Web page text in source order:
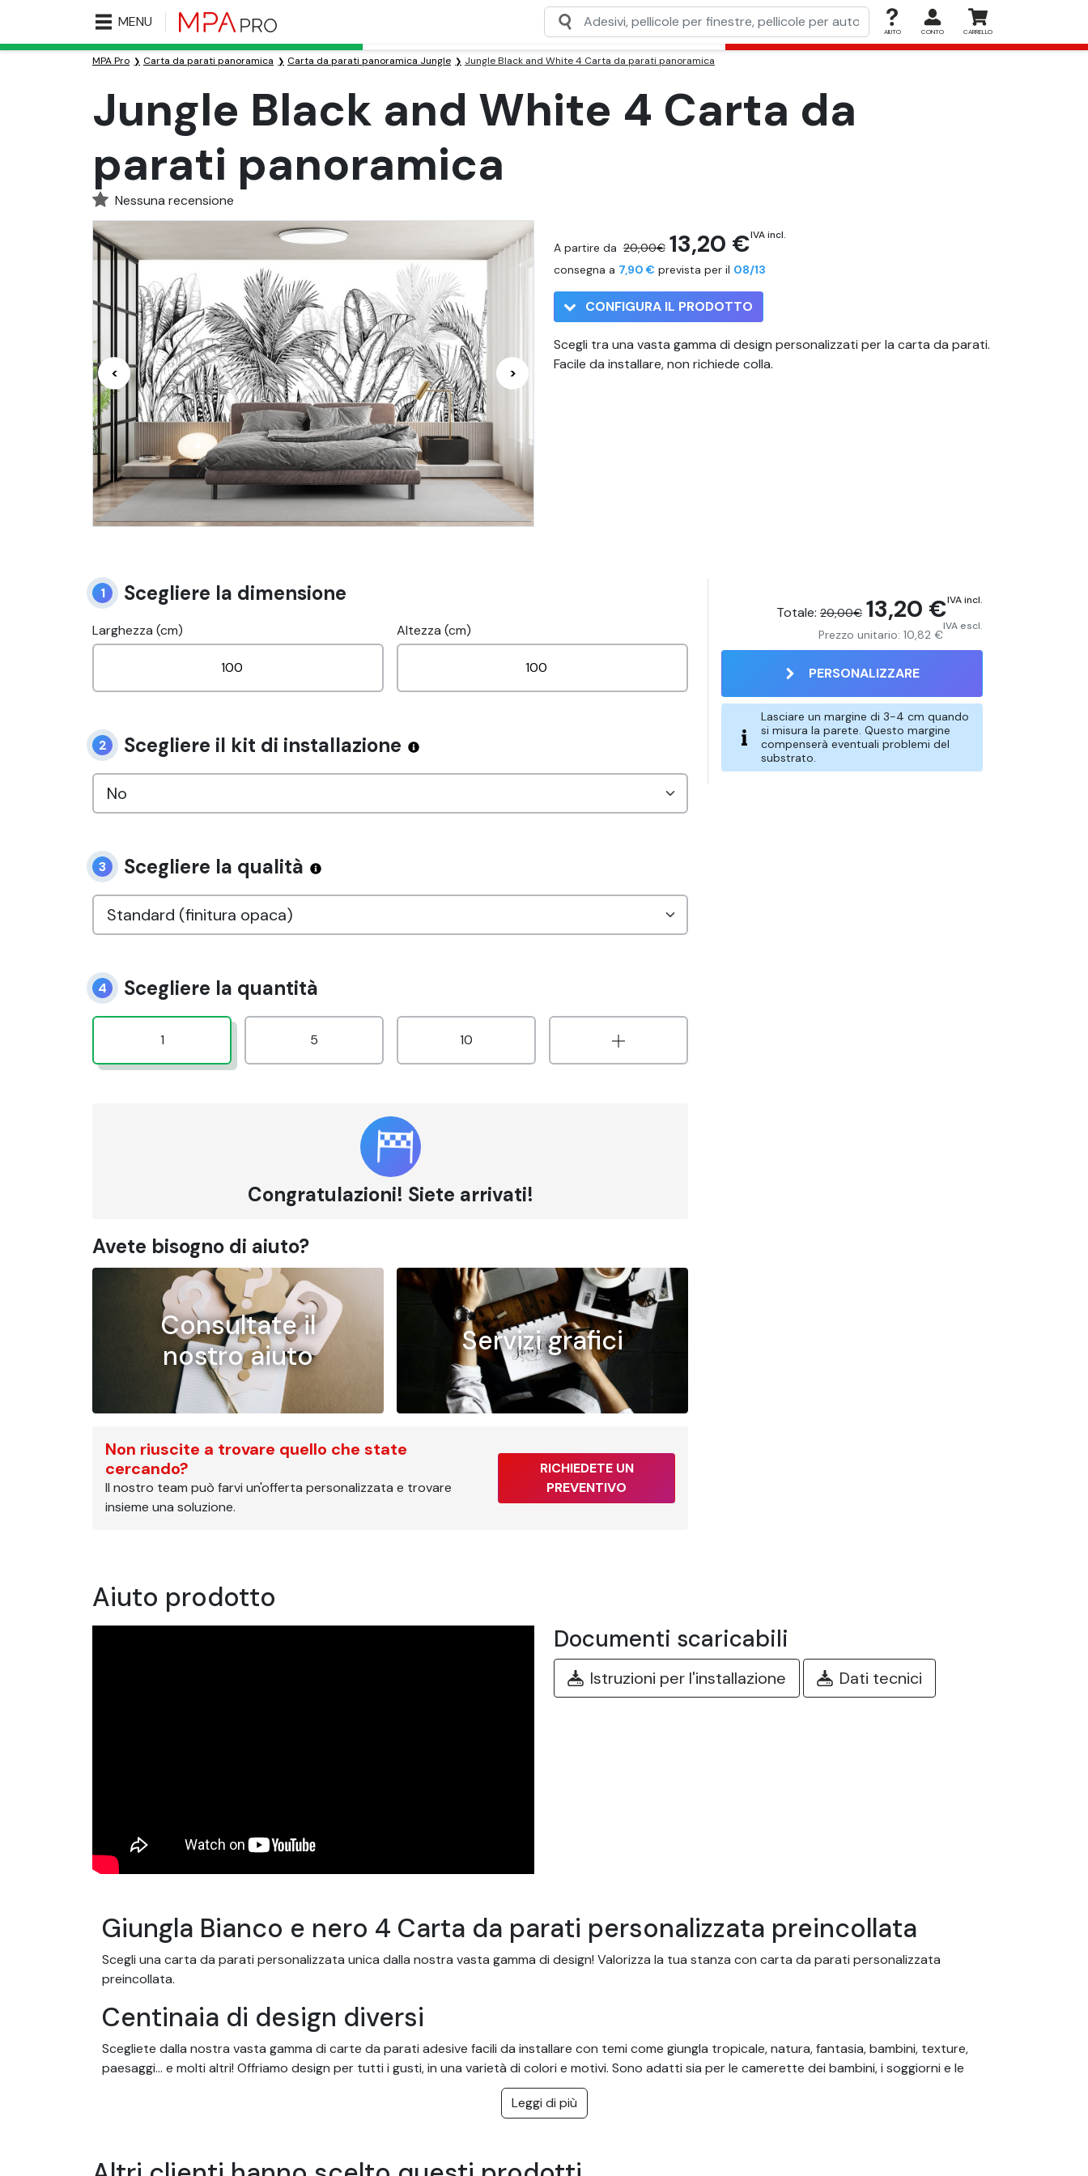
MENU
AIUTO CONTO CARRELLO
MPA Pro Carta da parati panoramica Carta da parati panoramica Jungle Jungle Black and White 4 Carta da parati panoramica
Jungle Black and White 4 Carta da
parati panoramica
Nessuna recensione
< >
A partire da 20,00€ 13,20 €IVA incl.
consegna a 7,90 € prevista per il 08/13
CONFIGURA IL PRODOTTO
Scegli tra una vasta gamma di design personalizzati per la carta da parati.
Facile da installare, non richiede colla.
1 Scegliere la dimensione
Larghezza (cm) Altezza (cm)
2 Scegliere il kit di installazione
3 Scegliere la qualità
4 Scegliere la quantità
1 5 10
Congratulazioni! Siete arrivati!
Avete bisogno di aiuto?
Consultate il
nostro aiuto
Servizi grafici
Non riuscite a trovare quello che state
cercando?
Il nostro team può farvi un'offerta personalizzata e trovare
insieme una soluzione.
RICHIEDETE UN
PREVENTIVO
Totale: 20,00€ 13,20 €IVA incl.
Prezzo unitario: 10,82 €
IVA escl.
PERSONALIZZARE
Lasciare un margine di 3-4 cm quando
si misura la parete. Questo margine
compenserà eventuali problemi del
substrato.
Aiuto prodotto
Documenti scaricabili
Istruzioni per l'installazione Dati tecnici
Giungla Bianco e nero 4 Carta da parati personalizzata preincollata
Scegli una carta da parati personalizzata unica dalla nostra vasta gamma di design! Valorizza la tua stanza con carta da parati personalizzata
preincollata.
Centinaia di design diversi
Scegliete dalla nostra vasta gamma di carte da parati adesive facili da installare con temi come giungla tropicale, natura, fantasia, bambini, texture,
paesaggi... e molti altri! Offriamo design per tutti i gusti, in una varietà di colori e motivi. Sono adatti sia per le camerette dei bambini, i soggiorni e le
Carte da parati su misura con facile installazione
Leggi di più